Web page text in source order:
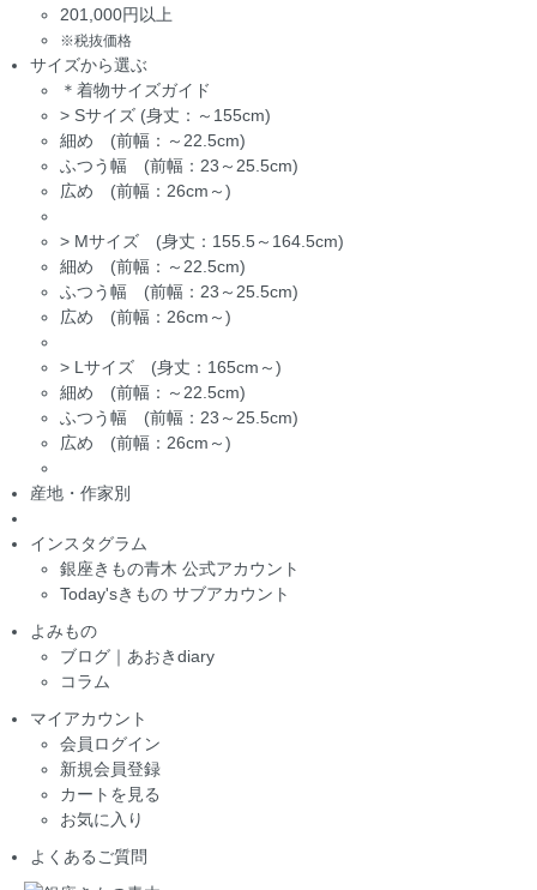
201,000円以上
※税抜価格
サイズから選ぶ
＊着物サイズガイド
> Sサイズ (身丈：～155cm)
細め (前幅：～22.5cm)
ふつう幅 (前幅：23～25.5cm)
広め (前幅：26cm～)
> Mサイズ (身丈：155.5～164.5cm)
細め (前幅：～22.5cm)
ふつう幅 (前幅：23～25.5cm)
広め (前幅：26cm～)
> Lサイズ (身丈：165cm～)
細め (前幅：～22.5cm)
ふつう幅 (前幅：23～25.5cm)
広め (前幅：26cm～)
産地・作家別
インスタグラム
銀座きもの青木 公式アカウント
Today'sきもの サブアカウント
よみもの
ブログ｜あおきdiary
コラム
マイアカウント
会員ログイン
新規会員登録
カートを見る
お気に入り
よくあるご質問